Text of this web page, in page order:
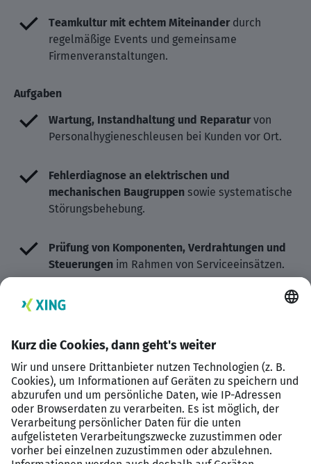
Teamkultur mit echtem Miteinanderdurch
regelmäßige Events und gemeinsame
Firmenveranstaltungen.
Aufgaben
Wartung, Instandhaltung und Reparaturvon
Personalhygieneschleusen bei Kunden vor Ort.
Fehlerdiagnose an elektrischen und
mechanischen Baugruppen sowie systematische
Störungsbehebung.
Prüfung von Komponenten, Verdrahtungen und
Steuerungen im Rahmen von Serviceeinsätzen.
Unterstützung bei Montage und Inbetriebnahme
Technische Abstimmung mit Kunden
Einsatzablauf, Status und erforderlichen
Maßnahmen.
Rückmeldung an den Innendienstzu Aufträgen,
Serviceberichten und Ersatzteilbedarf.